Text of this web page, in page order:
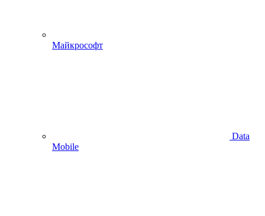
Майкрософт
Data
Mobile